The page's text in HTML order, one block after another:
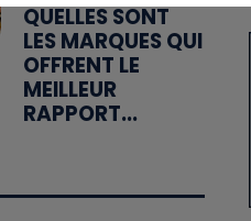
QUELLES SONT
LES MARQUES QUI
OFFRENT LE
MEILLEUR
RAPPORT...